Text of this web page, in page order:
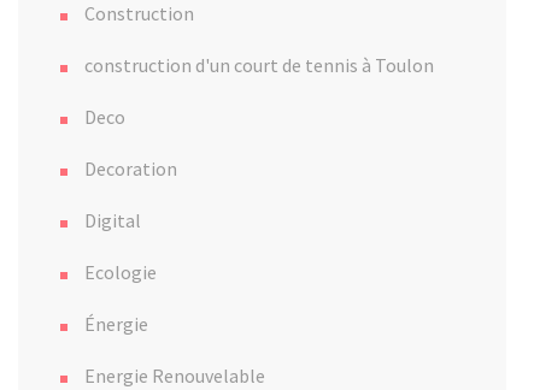
Construction
construction d'un court de tennis à Toulon
Deco
Decoration
Digital
Ecologie
Énergie
Energie Renouvelable